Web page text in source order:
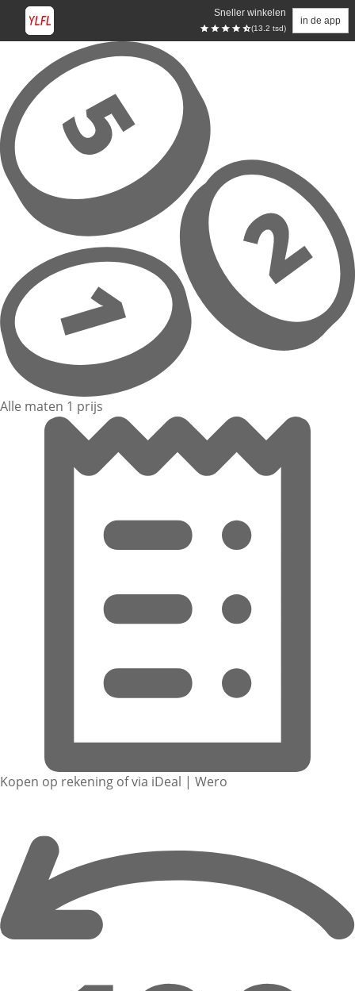
Sneller winkelen
(13.2 tsd)
in de app
Overslaan naar hoofdinhoud
Alle maten 1 prijs
Kopen op rekening of via iDeal | Wero